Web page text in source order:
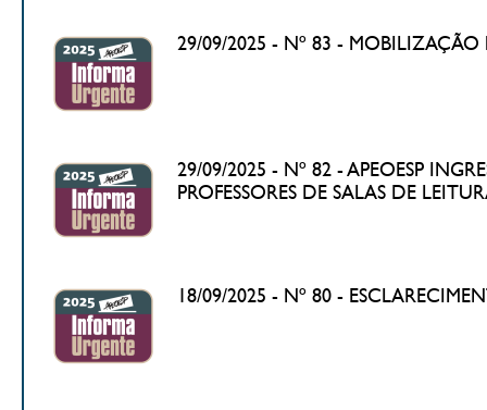
29/09/2025 - Nº 83 - MOBILIZAÇÃO
29/09/2025 - Nº 82 - APEOESP
PROFESSORES DE SALAS DE
18/09/2025 - Nº 80 -